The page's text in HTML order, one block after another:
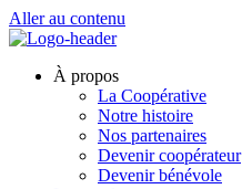
Aller au contenu
À propos
La Coopérative
Notre histoire
Nos partenaires
Devenir coopérateur
Devenir bénévole